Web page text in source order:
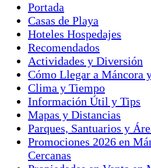
Portada
Casas de Playa
Hoteles Hospedajes
Recomendados
Actividades y Diversión
Cómo Llegar a Máncora
Clima y Tiempo
Información Útil y Tips
Mapas y Distancias
Parques, Santuarios y
Promociones 2026 en
Cercanas